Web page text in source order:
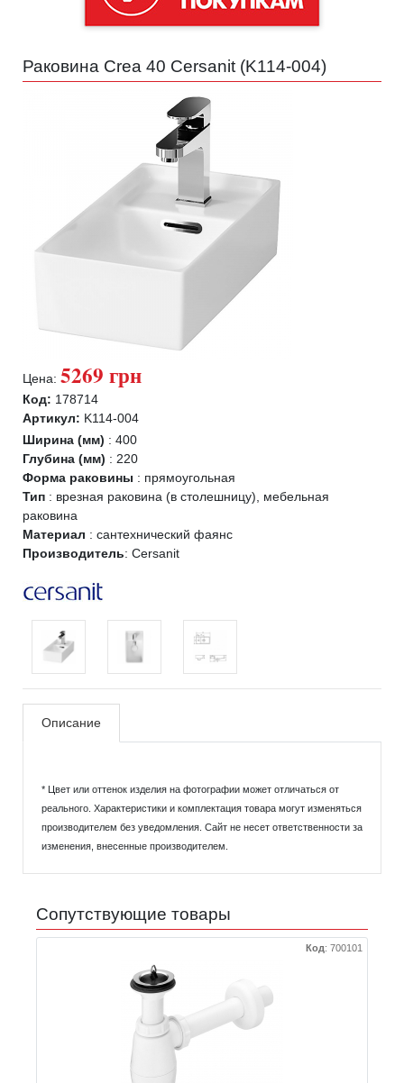
Раковина Crea 40 Cersanit (K114-004)
Цена: 5269 грн
Код: 178714
Артикул: K114-004
Ширина (мм) : 400
Глубина (мм) : 220
Форма раковины : прямоугольная
Тип : врезная раковина (в столешницу), мебельная
раковина
Материал : сантехнический фаянс
Производитель: Cersanit
Описание
* Цвет или оттенок изделия на фотографии может отличаться от
реального. Характеристики и комплектация товара могут изменяться
производителем без уведомления. Сайт не несет ответственности за
изменения, внесенные производителем.
Сопутствующие товары
Код: 700101